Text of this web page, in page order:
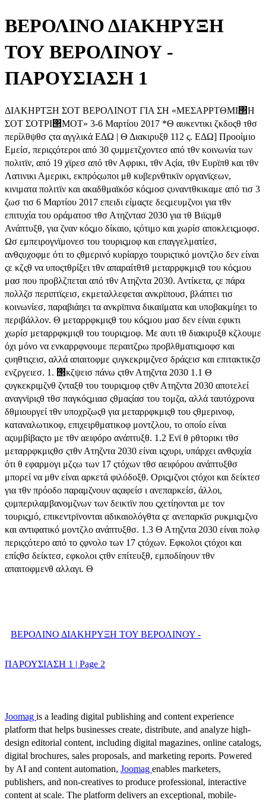
ΒΕΡΟΛΙΝΟ ΔΙΑΚΗΡΥΞΗ
ΤΟΥ ΒΕΡΟΛΙΝΟΥ -
ΠΑΡΟΥΣΙΑΣΗ 1
ΔΙΑΚΗΡΤΞΗ ΣΟΤ ΒΕΡΟΛΙΝΟΤ ΓΙΑ ΣΗ «ΜΕΣΑΡΡΤΘΜΙ΢Η
ΣΟΤ ΣΟΤΡΙ΢ΜΟΤ» 3-6 Μαρτίου 2017 *Θ αυκεντικι ζκδοςθ τθσ
περίλθψθσ ςτα αγγλικά ΕΔΩ | Θ Διακιρυξθ 112 ς. ΕΔΩ] Προοίμιο
Εμείσ, περιςςότεροι από 30 ςυμμετζχοντεσ από τθν κοινωνία των
πολιτϊν, από 19 χϊρεσ από τθν Αφρικι, τθν Αςία, τθν Ευρϊπθ και τθν
Λατινικι Αμερικι, εκπρόςωποι μθ κυβερνθτικϊν οργανϊςεων,
κινιματα πολιτϊν και ακαδθμαϊκόσ κόςμοσ ςυναντθκικαμε από τισ 3
ζωσ τισ 6 Μαρτίου 2017 επειδι είμαςτε δεςμευμζνοι για τθν
επιτυχία του οράματοσ τθσ Ατηζντασ 2030 για τθ Βιϊςιμθ
Ανάπτυξθ, για ζναν κόςμο δίκαιο, ιςότιμο και χωρίσ αποκλειςμοφσ.
Ωσ εμπειρογνϊμονεσ του τουριςμοφ και επαγγελματίεσ,
ανθςυχοφμε ότι το ςθμερινό κυρίαρχο τουριςτικό μοντζλο δεν είναι
ςε κζςθ να υποςτθρίξει τθν απαραίτθτθ μεταρρφκμιςθ του κόςμου
μασ που προβλζπεται από τθν Ατηζντα 2030. Αντίκετα, ςε πάρα
πολλζσ περιπτϊςεισ, εκμεταλλεφεται ανκρϊπουσ, βλάπτει τισ
κοινωνίεσ, παραβιάηει τα ανκρϊπινα δικαιϊματα και υποβακμίηει το
περιβάλλον. Θ μεταρρφκμιςθ του κόςμου μασ δεν είναι εφικτι
χωρίσ μεταρρφκμιςθ του τουριςμοφ. Με αυτι τθ διακιρυξθ κζλουμε
όχι μόνο να ενκαρρφνουμε περαιτζρω προβλθματιςμοφσ και
ςυηθτιςεισ, αλλά απαιτοφμε ςυγκεκριμζνεσ δράςεισ και επιτακτικζσ
ενζργειεσ. 1. ΢κζψεισ πάνω ςτθν Ατηζντα 2030 1.1 Θ
ςυγκεκριμζνθ ζνταξθ του τουριςμοφ ςτθν Ατηζντα 2030 αποτελεί
αναγνϊριςθ τθσ παγκόςμιασ ςθμαςίασ του τομζα, αλλά ταυτόχρονα
δθμιουργεί τθν υποχρζωςθ για μεταρρφκμιςθ του ςθμερινοφ,
καταναλωτικοφ, επιχειρθματικοφ μοντζλου, το οποίο είναι
αςυμβίβαςτο με τθν αειφόρο ανάπτυξθ. 1.2 Ενϊ θ ρθτορικι τθσ
μεταρρφκμιςθσ ςτθν Ατηζντα 2030 είναι ιςχυρι, υπάρχει ανθςυχία
ότι θ εφαρμογι μζςω των 17 ςτόχων τθσ αειφόρου ανάπτυξθσ
μπορεί να μθν είναι αρκετά φιλόδοξθ. Οριςμζνοι ςτόχοι και δείκτεσ
για τθν πρόοδο παραμζνουν αςαφείσ ι ανεπαρκείσ, άλλοι,
ςυμπεριλαμβανομζνων των δεικτϊν που ςχετίηονται με τον
τουριςμό, επικεντρϊνονται αδικαιολόγθτα ςε ανεπαρκϊσ ρυκμιςμζνο
και αντιφατικό μοντζλο ανάπτυξθσ. 1.3 Θ Ατηζντα 2030 είναι πολφ
περιςςότερο από το ςφνολο των 17 ςτόχων. Εφκολοι ςτόχοι και
επίςθσ δείκτεσ, εφκολοι ςτθν επίτευξθ, εμποδίηουν τθν
απαιτοφμενθ αλλαγι. Θ
ΒΕΡΟΛΙΝΟ ΔΙΑΚΗΡΥΞΗ ΤΟΥ ΒΕΡΟΛΙΝΟΥ -
ΠΑΡΟΥΣΙΑΣΗ 1 | Page 2
Joomag is a leading digital publishing and content experience
platform that helps businesses create, distribute, and analyze high-
design editorial content, including digital magazines, online catalogs,
digital brochures, sales proposals, and marketing reports. Powered
by AI and content automation, Joomag enables marketers,
publishers, and non-creatives to produce professional, interactive
content at scale. The platform delivers an exceptional, mobile-